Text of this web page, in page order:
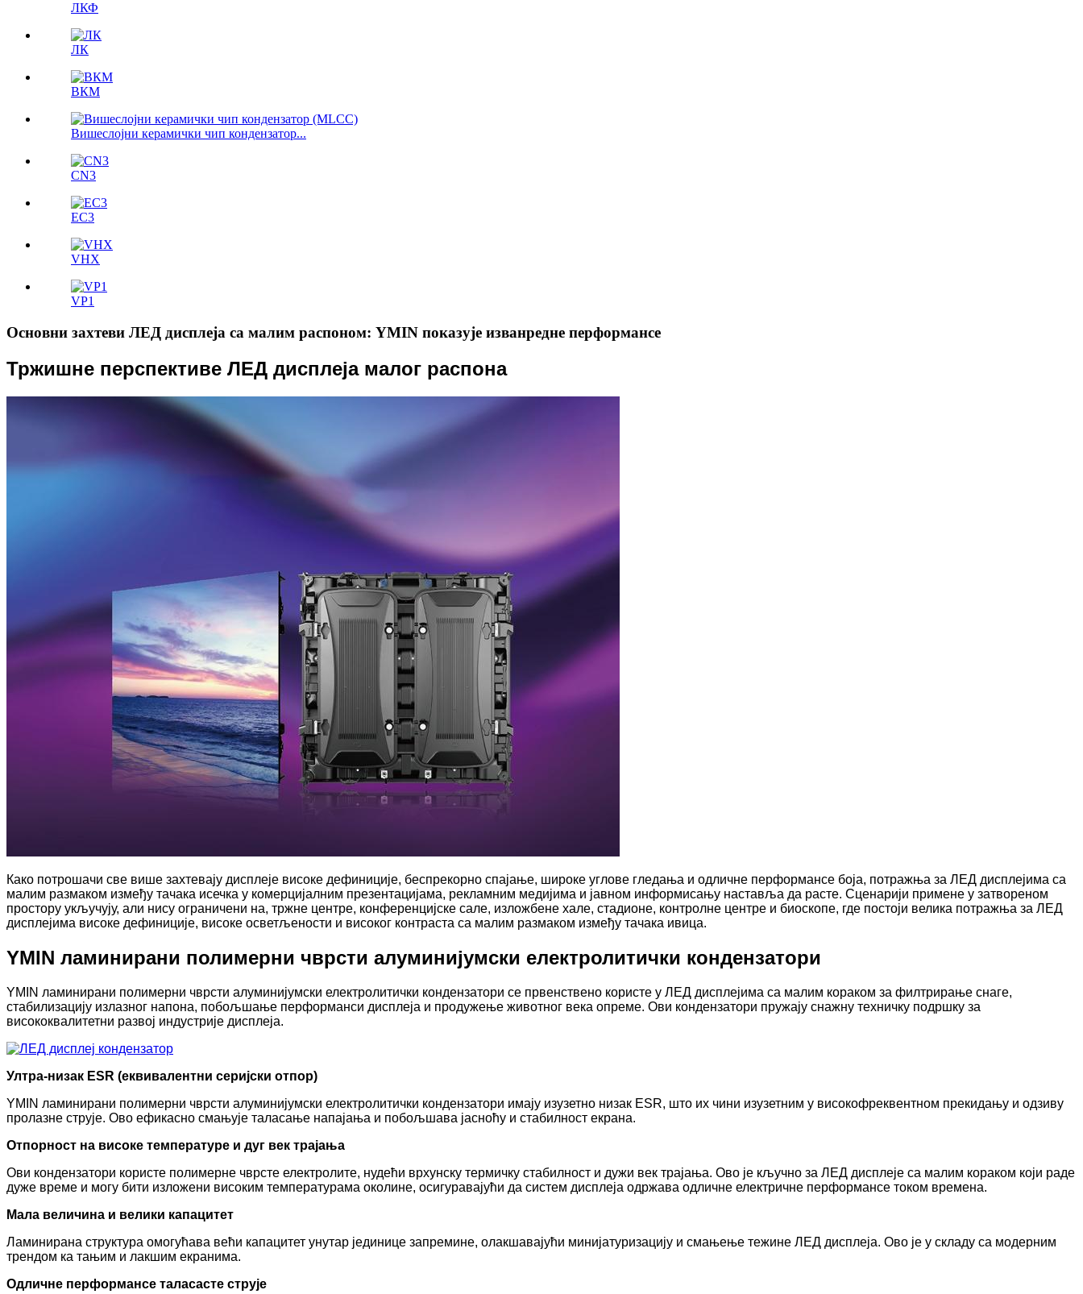
ЛКФ
ЛК
ВКМ
Вишеслојни керамички чип кондензатор...
CN3
ЕС3
VHX
VP1
Основни захтеви ЛЕД дисплеја са малим распоном: YMIN показује изванредне перформансе
Тржишне перспективе ЛЕД дисплеја малог распона
Како потрошачи све више захтевају дисплеје високе дефиниције, беспрекорно спајање, широке углове гледања и одличне перформансе боја, потражња за ЛЕД дисплејима са
малим размаком између тачака исечка у комерцијалним презентацијама, рекламним медијима и јавном информисању наставља да расте. Сценарији примене у затвореном
простору укључују, али нису ограничени на, тржне центре, конференцијске сале, изложбене хале, стадионе, контролне центре и биоскопе, где постоји велика потражња за ЛЕД
дисплејима високе дефиниције, високе осветљености и високог контраста са малим размаком између тачака ивица.
YMIN ламинирани полимерни чврсти алуминијумски електролитички кондензатори
YMIN ламинирани полимерни чврсти алуминијумски електролитички кондензатори се првенствено користе у ЛЕД дисплејима са малим кораком за филтрирање снаге,
стабилизацију излазног напона, побољшање перформанси дисплеја и продужење животног века опреме. Ови кондензатори пружају снажну техничку подршку за
висококвалитетни развој индустрије дисплеја.
Ултра-низак ESR (еквивалентни серијски отпор)
YMIN ламинирани полимерни чврсти алуминијумски електролитички кондензатори имају изузетно низак ESR, што их чини изузетним у високофреквентном прекидању и одзиву
пролазне струје. Ово ефикасно смањује таласање напајања и побољшава јасноћу и стабилност екрана.
Отпорност на високе температуре и дуг век трајања
Ови кондензатори користе полимерне чврсте електролите, нудећи врхунску термичку стабилност и дужи век трајања. Ово је кључно за ЛЕД дисплеје са малим кораком који раде
дуже време и могу бити изложени високим температурама околине, осигуравајући да систем дисплеја одржава одличне електричне перформансе током времена.
Мала величина и велики капацитет
Ламинирана структура омогућава већи капацитет унутар јединице запремине, олакшавајући минијатуризацију и смањење тежине ЛЕД дисплеја. Ово је у складу са модерним
трендом ка тањим и лакшим екранима.
Одличне перформансе таласасте струје